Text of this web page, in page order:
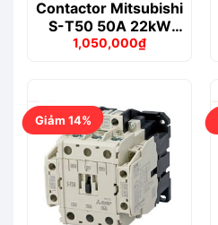
Contactor Mitsubishi
S-T50 50A 22kW
AC200V 3P
Giá
1,050,000₫
Giá
Giảm 14%